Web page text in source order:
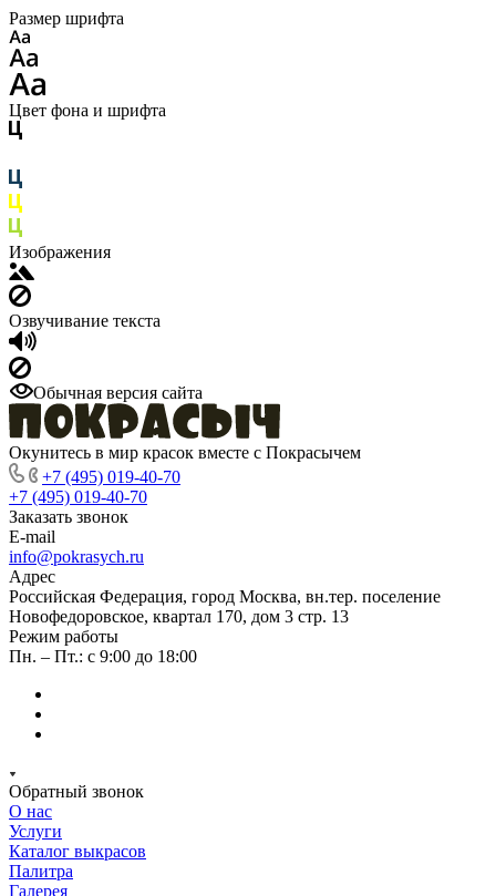
Размер шрифта
Цвет фона и шрифта
Изображения
Озвучивание текста
Обычная версия сайта
Окунитесь в мир красок вместе с Покрасычем
+7 (495) 019-40-70
+7 (495) 019-40-70
Заказать звонок
E-mail
info@pokrasych.ru
Адрес
Российская Федерация, город Москва, вн.тер. поселение
Новофедоровское, квартал 170, дом 3 стр. 13
Режим работы
Пн. – Пт.: с 9:00 до 18:00
Обратный звонок
О нас
Услуги
Каталог выкрасов
Палитра
Галерея